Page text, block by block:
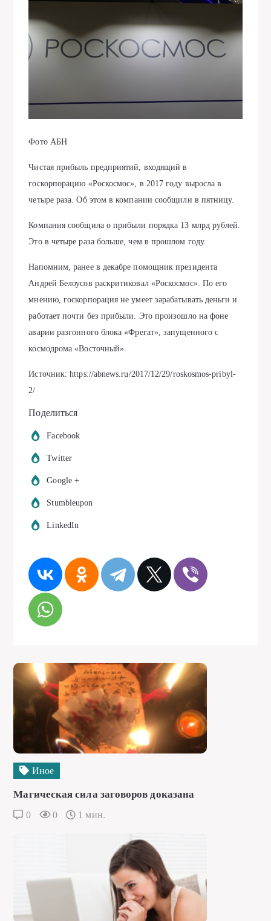
Фото АБН
Чистая прибыль предприятий, входящий в
госкорпорацию «Роскосмос», в 2017 году выросла в
четыре раза. Об этом в компании сообщили в пятницу.
Компания сообщила о прибыли порядка 13 млрд рублей.
Это в четыре раза больше, чем в прошлом году.
Напомним, ранее в декабре помощник президента
Андрей Белоусов раскритиковал «Роскосмос». По его
мнению, госкорпорация не умеет зарабатывать деньги и
работает почти без прибыли. Это произошло на фоне
аварии разгонного блока «Фрегат», запущенного с
космодрома «Восточный».
Источник: https://abnews.ru/2017/12/29/roskosmos-pribyl-
2/
Поделиться
Facebook
Twitter
Google +
Stumbleupon
LinkedIn
Иное
Магическая сила заговоров доказана
0 0 1 мин.